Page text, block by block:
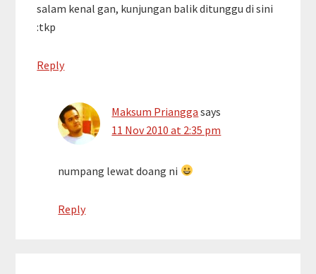
salam kenal gan, kunjungan balik ditunggu di sini
:tkp
Reply
Maksum Priangga says
11 Nov 2010 at 2:35 pm
numpang lewat doang ni
Reply